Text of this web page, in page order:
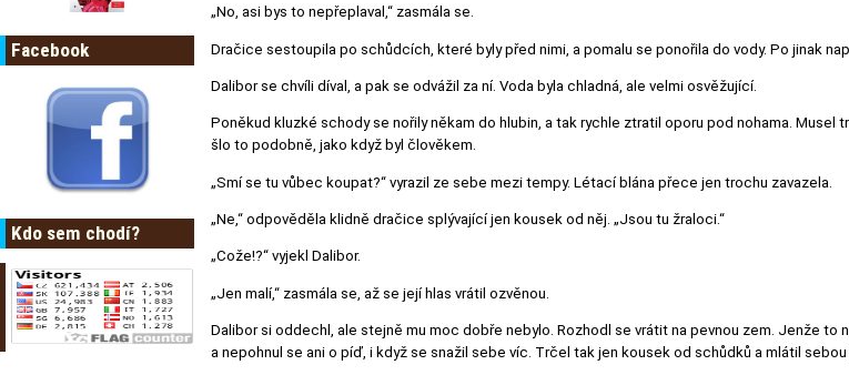
Facebook
Kdo sem chodí?
„No, asi bys to nepřeplaval,“ zasmála se.
Dračice sestoupila po schůdcích, které byly před nimi, a pomalu se ponořila do vody. Po jinak
Dalibor se chvíli díval, a pak se odvážil za ní. Voda byla chladná, ale velmi osvěžující.
Poněkud kluzké schody se nořily někam do hlubin, a tak rychle ztratil oporu pod nohama.
šlo to podobně, jako když byl člověkem.
„Smí se tu vůbec koupat?“ vyrazil ze sebe mezi tempy. Létací blána přece jen trochu zavazela.
„Ne,“ odpověděla klidně dračice splývající jen kousek od něj. „Jsou tu žraloci.“
„Cože!?“ vyjekl Dalibor.
„Jen malí,“ zasmála se, až se její hlas vrátil ozvěnou.
Dalibor si oddechl, ale stejně mu moc dobře nebylo. Rozhodl se vrátit na pevnou zem. Jenže
a nepohnul se ani o píď, i když se snažil sebe víc. Trčel tak jen kousek od schůdků a mlátil